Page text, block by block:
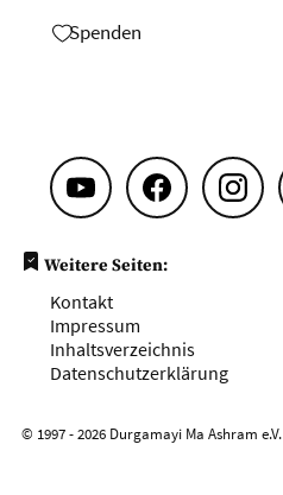
Spenden
Weitere Seiten:
Kontakt
Impressum
Inhaltsverzeichnis
Datenschutzerklärung
© 1997 - 2026 Durgamayi Ma Ashram e.V.